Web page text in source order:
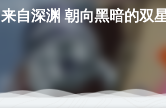
来自深渊 朝向黑暗的双